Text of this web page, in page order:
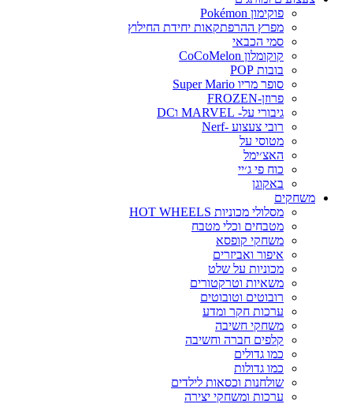
פוקימון Pokémon
מפרץ ההרפתקאות יחידת החילוץ
סמי הכבאי
קוקומלון CoCoMelon
בובות POP
סופר מריו Super Mario
פרוזן-FROZEN
גיבורי על- MARVEL וDC
רובי צעצוע -Nerf
מטוסי על
האצ׳ימל
כוח פי ג׳יי
באקוגן
משחקים
מסלולי מכוניות HOT WHEELS
מטבחים וכלי מטבח
משחקי קופסא
איפור ואביזרים
מכוניות על שלט
משאיות וטרקטורים
רובוטים וטובוטים
ערכות חקר ומדע
משחקי חשיבה
קלפים חברה וחשיבה
כמו גדולים
כמו גדולות
שולחנות וכסאות לילדים
ערכות ומשחקי יצירה